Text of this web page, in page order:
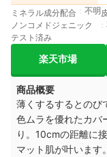
ミネラル成分配合 不明
ノンコメドジェニック
テスト済み
楽天市場
商品概要
薄くするするとのび
色ムラを優れたカバ
り。10cmの距離に
マット肌が叶います。